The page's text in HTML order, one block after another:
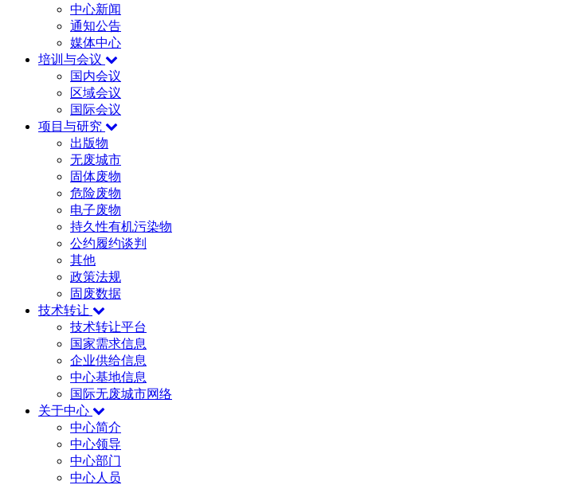
中心新闻
通知公告
媒体中心
培训与会议
国内会议
区域会议
国际会议
项目与研究
出版物
无废城市
固体废物
危险废物
电子废物
持久性有机污染物
公约履约谈判
其他
政策法规
固废数据
技术转让
技术转让平台
国家需求信息
企业供给信息
中心基地信息
国际无废城市网络
关于中心
中心简介
中心领导
中心部门
中心人员